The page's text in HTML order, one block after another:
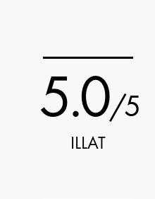
5.0/5
ILLAT